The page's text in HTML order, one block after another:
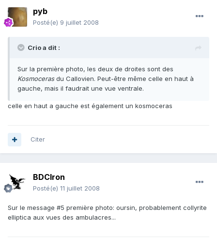
pyb
Posté(e) 9 juillet 2008
Crio a dit :
Sur la première photo, les deux de droites sont des
Kosmocerasdu Callovien. Peut-être même celle en haut à
gauche, mais il faudrait une vue ventrale.
celle en haut a gauche est également un kosmoceras
Citer
BDCIron
Posté(e) 11 juillet 2008
Sur le message #5 première photo: oursin, probablement collyrite
elliptica aux vues des ambulacres...